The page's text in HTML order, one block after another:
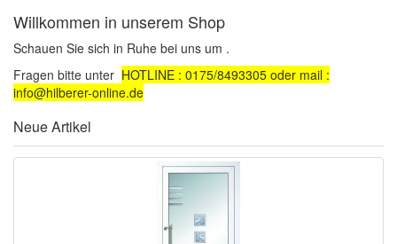
Willkommen in unserem Shop
Schauen Sie sich in Ruhe bei uns um .
Fragen bitte unter HOTLINE : 0175/8493305 oder mail :
info@hilberer-online.de
Neue Artikel